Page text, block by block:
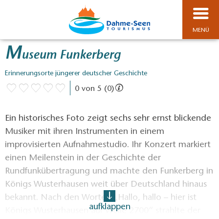
MENÜ
Museum Funkerberg
Erinnerungsorte jüngerer deutscher Geschichte
0 von 5 (0)
Ein historisches Foto zeigt sechs sehr ernst blickende
Musiker mit ihren Instrumenten in einem
improvisierten Aufnahmestudio. Ihr Konzert markiert
einen Meilenstein in der Geschichte der
Rundfunkübertragung und machte den Funkerberg in
Königs Wusterhausen weit über Deutschland hinaus
bekannt. Nach den Worten „Hallo, hallo – hier ist
Königs Wusterhausen auf Welle 2700“ strahlte der
aufklappen